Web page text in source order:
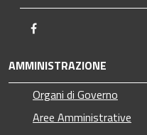
AMMINISTRAZIONE
Organi di Governo
Aree Amministrative